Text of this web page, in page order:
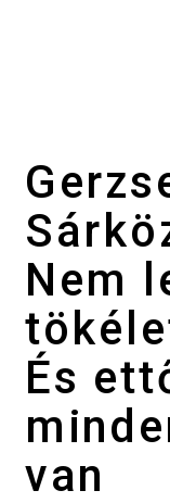
Nem
És
van